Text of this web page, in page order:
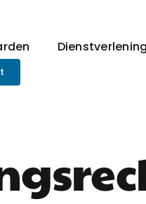
Dienstverlening